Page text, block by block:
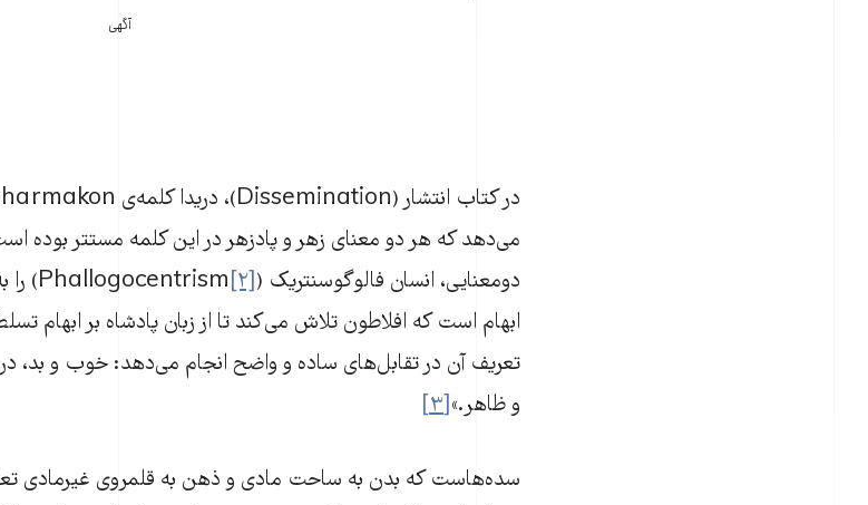
آگهی
می‌دهد که هر دو معنای زهر و پادزهر در این کلمه مستتر بوده
دومعنایی، انسان فالوگوسنتریک (‌Phallogocentrism[۲]
‌) را
ابهام است که افلاطون تلاش می‌کند تا از زبان پادشاه بر ابهام
تعریف آن در تقابل‌های ساده و واضح انجام می‌دهد: خوب و بد،
و ظاهر.»[۳]
سده‌هاست که بدن به ساحت مادی و ذهن به قلمروی غیرمادی